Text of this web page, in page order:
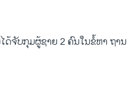
ດ້​ຈັບ​ກຸມ​ຜູ້​ຊາຍ 2 ຄົນ​ໃນ​ຂໍ້​ຫາ ຖານ